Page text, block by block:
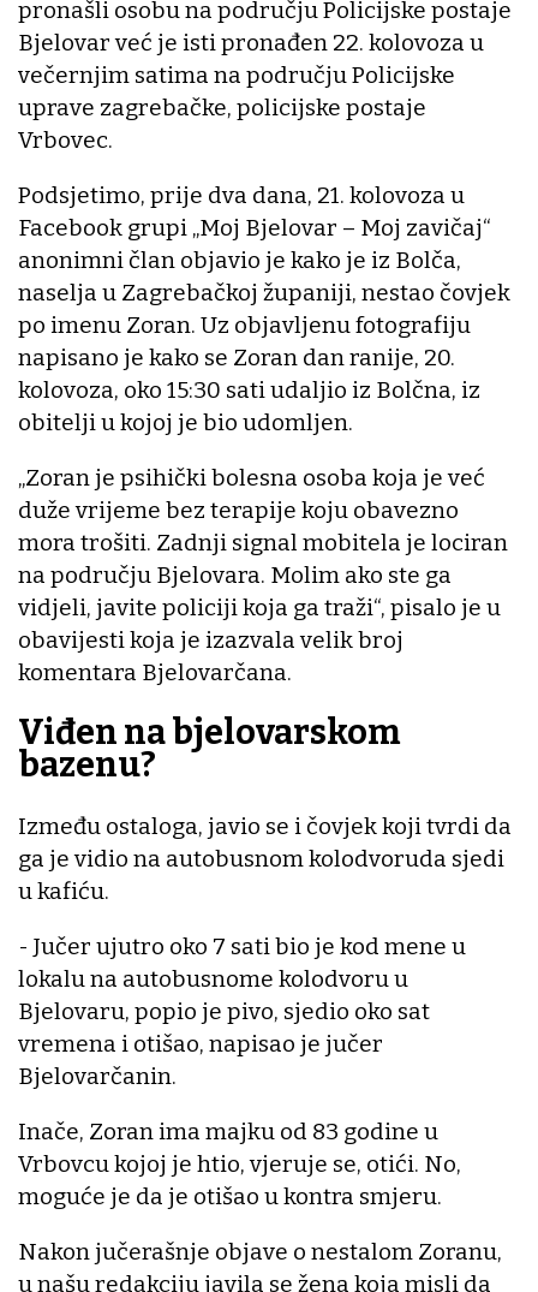
pronašli osobu na području Policijske postaje
Bjelovar već je isti pronađen 22. kolovoza u
večernjim satima na području Policijske
uprave zagrebačke, policijske postaje
Vrbovec.
Podsjetimo, prije dva dana, 21. kolovoza u
Facebook grupi „Moj Bjelovar – Moj zavičaj“
anonimni član objavio je kako je iz Bolča,
naselja u Zagrebačkoj županiji, nestao čovjek
po imenu Zoran. Uz objavljenu fotografiju
napisano je kako se Zoran dan ranije, 20.
kolovoza, oko 15:30 sati udaljio iz Bolčna, iz
obitelji u kojoj je bio udomljen.
„Zoran je psihički bolesna osoba koja je već
duže vrijeme bez terapije koju obavezno
mora trošiti. Zadnji signal mobitela je lociran
na području Bjelovara. Molim ako ste ga
vidjeli, javite policiji koja ga traži“, pisalo je u
obavijesti koja je izazvala velik broj
komentara Bjelovarčana.
Viđen na bjelovarskom
bazenu?
Između ostaloga, javio se i čovjek koji tvrdi da
ga je vidio na autobusnom kolodvoruda sjedi
u kafiću.
- Jučer ujutro oko 7 sati bio je kod mene u
lokalu na autobusnome kolodvoru u
Bjelovaru, popio je pivo, sjedio oko sat
vremena i otišao, napisao je jučer
Bjelovarčanin.
Inače, Zoran ima majku od 83 godine u
Vrbovcu kojoj je htio, vjeruje se, otići. No,
moguće je da je otišao u kontra smjeru.
Nakon jučerašnje objave o nestalom Zoranu,
u našu redakciju javila se žena koja misli da